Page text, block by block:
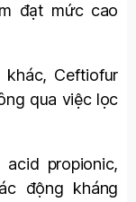
đạt mức cao
khác, Ceftiofur
qua việc lọc
propionic,
động kháng